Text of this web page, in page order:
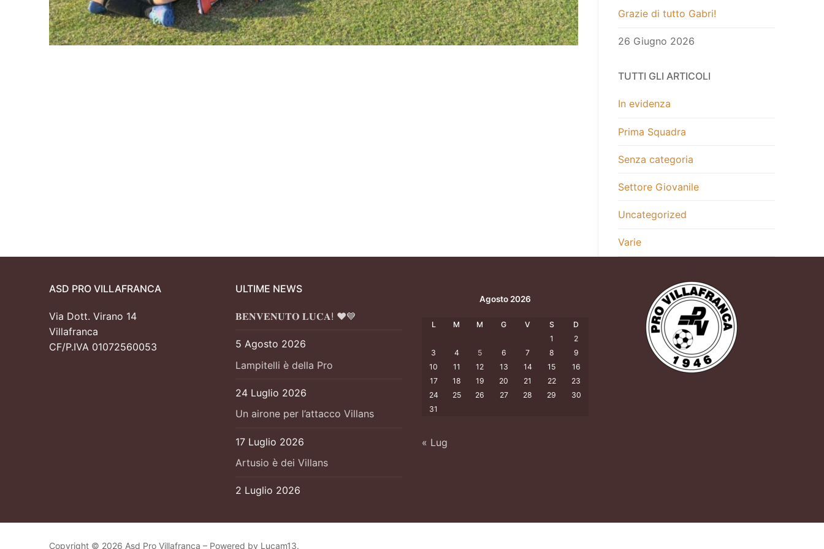
Juniores
Grazie di tutto Gabri!
26 Giugno 2026
TUTTI GLI ARTICOLI
In evidenza
Prima Squadra
Senza categoria
Settore Giovanile
Uncategorized
Varie
ASD PRO VILLAFRANCA
Via Dott. Virano 14
Villafranca
CF/P.IVA 01072560053
ULTIME NEWS
𝐁𝐄𝐍𝐕𝐄𝐍𝐔𝐓𝐎 𝐋𝐔𝐂𝐀! ❤️💙
5 Agosto 2026
Lampitelli è della Pro
24 Luglio 2026
Un airone per l’attacco Villans
17 Luglio 2026
Artusio è dei Villans
2 Luglio 2026
Agosto 2026
L M M G V S
D
1
2
3
4 5 6 7 8
9
10
11 12 13 14 15
16
17
18 19 20 21 22
23
24
25 26 27 28 29
30
31
« Lug
Copyright © 2026 Asd Pro Villafranca – Powered by Lucam13.